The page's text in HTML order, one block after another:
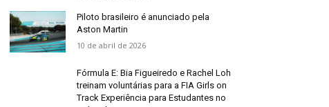
Piloto brasileiro é anunciado pela
Aston Martin
10 de abril de 2026
Fórmula E: Bia Figueiredo e Rachel Loh
treinam voluntárias para a FIA Girls on
Track Experiência para Estudantes no